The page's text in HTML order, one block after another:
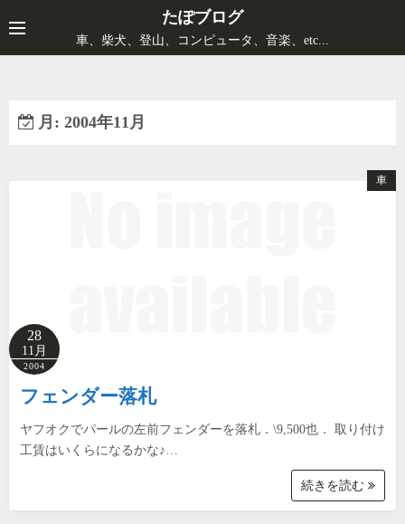
ン
テ
たぽブログ
車、柴犬、登山、コンピュータ、音楽、etc...
月: 2004年11月
車
28
11月
2004
フェンダー落札
ヤフオクでパールの左前フェンダーを落札．\9,500也． 取り付け
工賃はいくらになるかな♪…
続きを読む